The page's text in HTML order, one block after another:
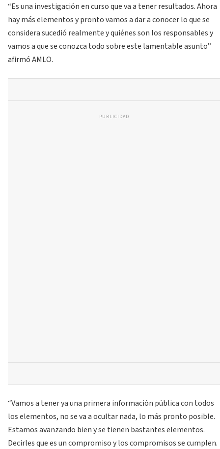
“Es una investigación en curso que va a tener resultados. Ahora
hay más elementos y pronto vamos a dar a conocer lo que se
considera sucedió realmente y quiénes son los responsables y
vamos a que se conozca todo sobre este lamentable asunto”
afirmó AMLO.
PUBLICIDAD
“Vamos a tener ya una primera información pública con todos
los elementos, no se va a ocultar nada, lo más pronto posible.
Estamos avanzando bien y se tienen bastantes elementos.
Decirles que es un compromiso y los compromisos se cumplen.